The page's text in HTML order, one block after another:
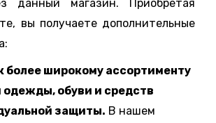
данный магазин. Приобретая
вы получаете дополнительные
более широкому ассортименту
одежды, обуви и средств
защиты. В нашем